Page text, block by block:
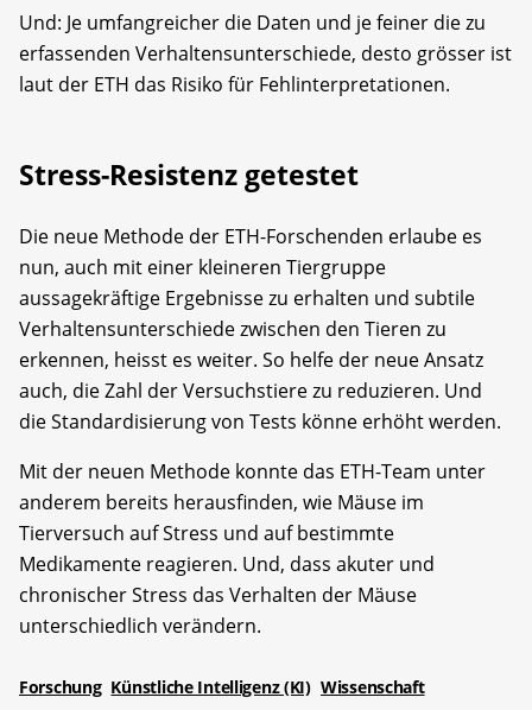
Und: Je umfangreicher die Daten und je feiner die zu
erfassenden Verhaltensunterschiede, desto grösser ist
laut der ETH das Risiko für Fehlinterpretationen.
Stress-Resistenz getestet
Die neue Methode der ETH-Forschenden erlaube es
nun, auch mit einer kleineren Tiergruppe
aussagekräftige Ergebnisse zu erhalten und subtile
Verhaltensunterschiede zwischen den Tieren zu
erkennen, heisst es weiter. So helfe der neue Ansatz
auch, die Zahl der Versuchstiere zu reduzieren. Und
die Standardisierung von Tests könne erhöht werden.
Mit der neuen Methode konnte das ETH-Team unter
anderem bereits herausfinden, wie Mäuse im
Tierversuch auf Stress und auf bestimmte
Medikamente reagieren. Und, dass akuter und
chronischer Stress das Verhalten der Mäuse
unterschiedlich verändern.
Forschung Künstliche Intelligenz (KI) Wissenschaft